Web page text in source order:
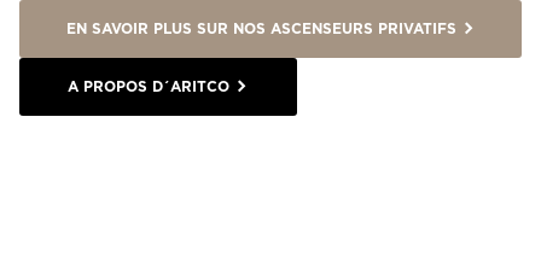
EN SAVOIR PLUS SUR NOS ASCENSEURS PRIVATIFS
A PROPOS D´ARITCO